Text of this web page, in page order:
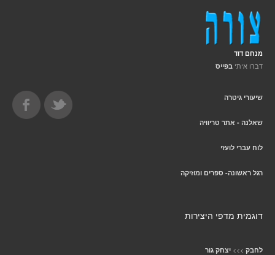
מנחם דוד
דברו איתי בפייס
שיעורי גיטרה
שאלנה - אתר טריוויה
לוח עברי לועזי
רגל ראשונה- ספרים ומוזיקה
דוגמית מדפי היצירות
לחבק >>> יצחק גור